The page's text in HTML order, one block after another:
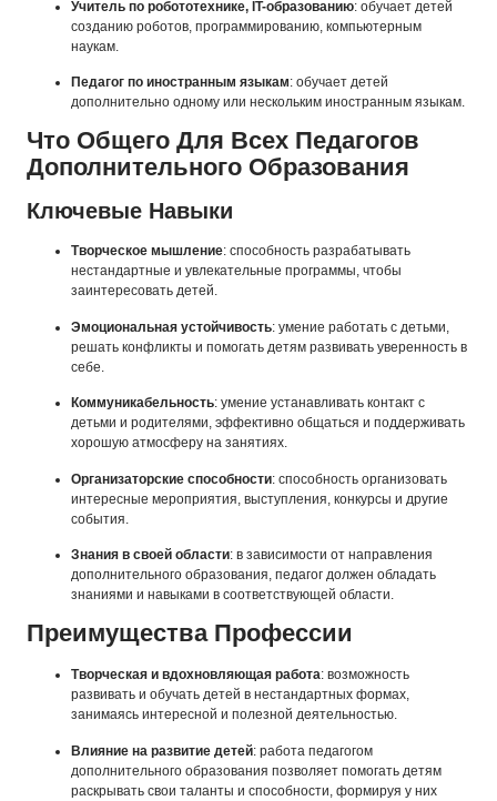
Учитель по робототехнике, IT-образованию: обучает детей
созданию роботов, программированию, компьютерным
наукам.
Педагог по иностранным языкам: обучает детей
дополнительно одному или нескольким иностранным языкам.
Что Общего Для Всех Педагогов
Дополнительного Образования
Ключевые Навыки
Творческое мышление: способность разрабатывать
нестандартные и увлекательные программы, чтобы
заинтересовать детей.
Эмоциональная устойчивость: умение работать с детьми,
решать конфликты и помогать детям развивать уверенность в
себе.
Коммуникабельность: умение устанавливать контакт с
детьми и родителями, эффективно общаться и поддерживать
хорошую атмосферу на занятиях.
Организаторские способности: способность организовать
интересные мероприятия, выступления, конкурсы и другие
события.
Знания в своей области: в зависимости от направления
дополнительного образования, педагог должен обладать
знаниями и навыками в соответствующей области.
Преимущества Профессии
Творческая и вдохновляющая работа: возможность
развивать и обучать детей в нестандартных формах,
занимаясь интересной и полезной деятельностью.
Влияние на развитие детей: работа педагогом
дополнительного образования позволяет помогать детям
раскрывать свои таланты и способности, формируя у них